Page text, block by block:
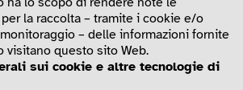
la raccolta – tramite i cookie e/o
– delle informazioni fornite
visitano questo sito Web.
sui cookie e altre tecnologie di